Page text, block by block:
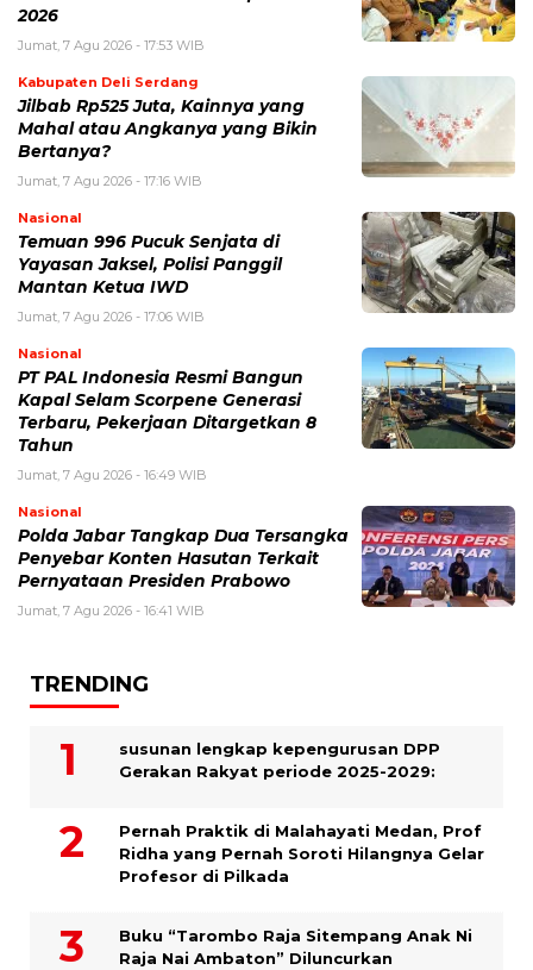
2026
Jumat, 7 Agu 2026 - 17:53 WIB
Kabupaten Deli Serdang
Jilbab Rp525 Juta, Kainnya yang
Mahal atau Angkanya yang Bikin
Bertanya?
Jumat, 7 Agu 2026 - 17:16 WIB
Nasional
Temuan 996 Pucuk Senjata di
Yayasan Jaksel, Polisi Panggil
Mantan Ketua IWD
Jumat, 7 Agu 2026 - 17:06 WIB
Nasional
PT PAL Indonesia Resmi Bangun
Kapal Selam Scorpene Generasi
Terbaru, Pekerjaan Ditargetkan 8
Tahun
Jumat, 7 Agu 2026 - 16:49 WIB
Nasional
Polda Jabar Tangkap Dua Tersangka
Penyebar Konten Hasutan Terkait
Pernyataan Presiden Prabowo
Jumat, 7 Agu 2026 - 16:41 WIB
TRENDING
susunan lengkap kepengurusan DPP
Gerakan Rakyat periode 2025-2029:
Pernah Praktik di Malahayati Medan, Prof
Ridha yang Pernah Soroti Hilangnya Gelar
Profesor di Pilkada
Buku “Tarombo Raja Sitempang Anak Ni
Raja Nai Ambaton” Diluncurkan